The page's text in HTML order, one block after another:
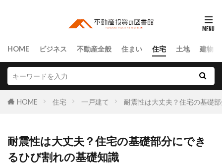
HOME ビジネス 不動産全般 住まい 住宅 土地 建物
HOME 住宅 一戸建て 耐震性は大丈夫？住宅の基礎
耐震性は大丈夫？住宅の基礎部分にでき
るひび割れの基礎知識